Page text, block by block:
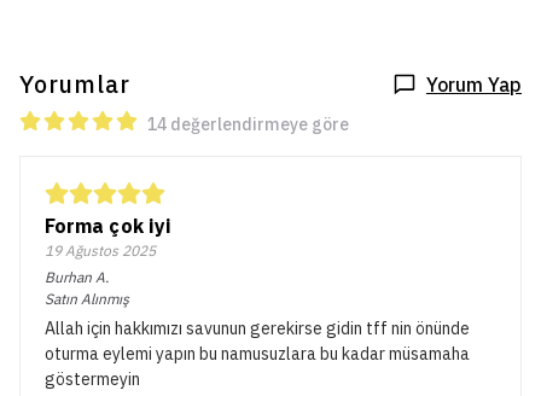
Yorumlar Yorum Yap
14 değerlendirmeye göre
Forma çok iyi
19 Ağustos 2025
Burhan A.
Satın Alınmış
Allah için hakkımızı savunun gerekirse gidin tff nin önünde
oturma eylemi yapın bu namusuzlara bu kadar müsamaha
göstermeyin